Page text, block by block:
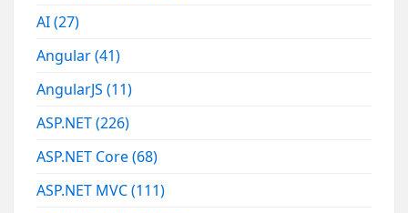
AI(27)
Angular(41)
AngularJS(11)
ASP.NET(226)
ASP.NET Core(68)
ASP.NET MVC(111)